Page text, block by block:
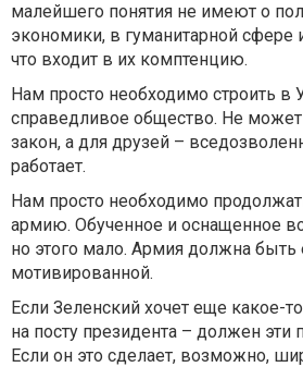
малейшего понятия не имеют о
экономики, в гуманитарной сфере
что входит в их комптенцию.
Нам просто необходимо строить в
справедливое общество. Не
закон, а для друзей –
работает.
Нам просто необходимо
армию. Обученное и оснащенное
но этого мало. Армия должна
мотивированной.
Если Зеленский хочет еще какое-
на посту президента – должен эти
Если он это сделает, возможно,